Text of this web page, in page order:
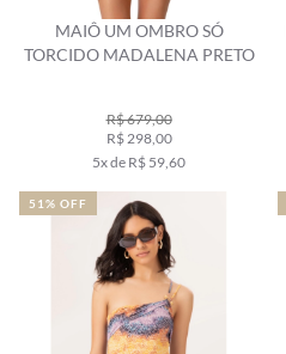
MAIÔ UM OMBRO SÓ
TORCIDO MADALENA PRETO
R$ 679,00
R$ 298,00
5x de R$ 59,60
51% OFF